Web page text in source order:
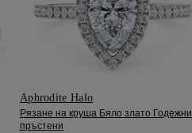
Aphrodite Halo
Рязане на круша Бяло злато Годежни
пръстени